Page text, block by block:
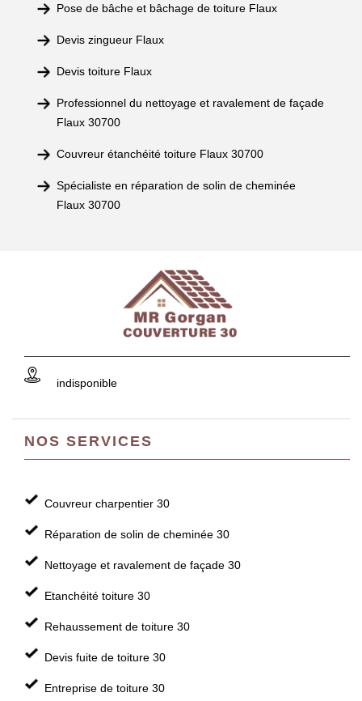
Pose de bâche et bâchage de toiture Flaux
Devis zingueur Flaux
Devis toiture Flaux
Professionnel du nettoyage et ravalement de façade
Flaux 30700
Couvreur étanchéité toiture Flaux 30700
Spécialiste en réparation de solin de cheminée
Flaux 30700
indisponible
NOS SERVICES
Couvreur charpentier 30
Réparation de solin de cheminée 30
Nettoyage et ravalement de façade 30
Etanchéité toiture 30
Rehaussement de toiture 30
Devis fuite de toiture 30
Entreprise de toiture 30